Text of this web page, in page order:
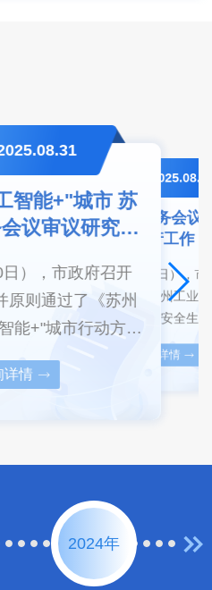
智能+"城市 苏
议审议研究相
），市政府召开
原则通过了《苏州
能+"城市行动方案
主持会议。《行动
详情
苏州市政府常务会议
生产工作
昨天（8月18日），市
常务会议，听取苏州工业
科研机构、实验室安全生
及燃气安全全链条治理工
报，审议研究相关事项。
查询详情
苏州
生产
昨
务会议
校园安
市委副
濮建明
2024年